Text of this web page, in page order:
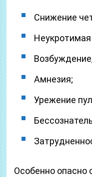
Снижение
Неукротимая
Амнезия;
Урежение
Особенно опасно